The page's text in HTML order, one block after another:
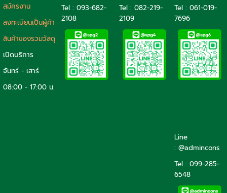
สมัครงาน
ลงทะเบียนเป็นผู้ค้า
สินค้าของรวมวัสดุ
เปิดบริการ
จันทร์ - เสาร์
08:00 - 17:00 น.
Tel : 093-682-
2108
Tel : 082-219-
2109
Tel : 061-019-
7696
Line
: @admincons
Tel : 099-285-
6548